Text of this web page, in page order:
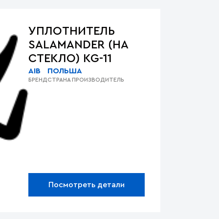
УПЛОТНИТЕЛЬ
SALAMANDER (НА
СТЕКЛО) KG-11
AIB
БРЕНД
ПОЛЬША
СТРАНА ПРОИЗВОДИТЕЛЬ
Посмотреть детали